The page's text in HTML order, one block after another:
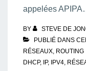
appelées
BY STEVE DE
PUBLIÉ DANS
RÉSEAUX, ROUTING
DHCP, IP, IPV4,